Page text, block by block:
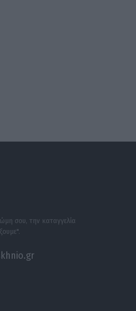
σου, την καταγγελία